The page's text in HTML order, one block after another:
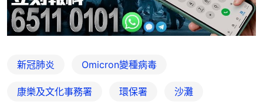
新冠肺炎 Omicron變種病毒
康樂及文化事務署 環保署 沙灘